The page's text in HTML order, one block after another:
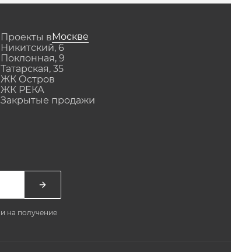
Проекты вМоскве
Никитский, 6
Поклонная, 9
Татарская, 35
ЖК Остров
ЖК РЕКА
Закрытые продажи
и на получение